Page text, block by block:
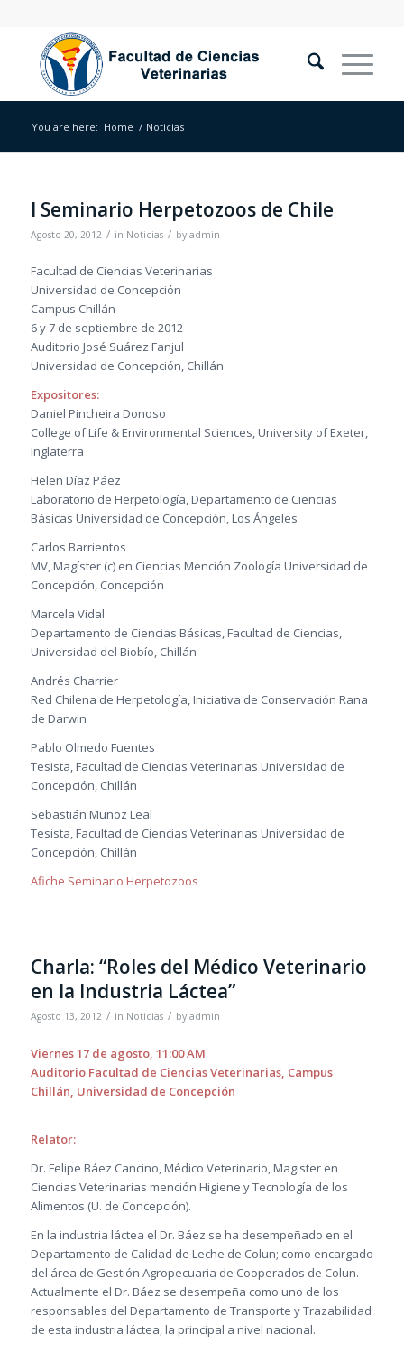
You are here: Home / Noticias
I Seminario Herpetozoos de Chile
Agosto 20, 2012 / in Noticias / by admin
Facultad de Ciencias Veterinarias
Universidad de Concepción
Campus Chillán
6 y 7 de septiembre de 2012
Auditorio José Suárez Fanjul
Universidad de Concepción, Chillán
Expositores:
Daniel Pincheira Donoso
College of Life & Environmental Sciences, University of Exeter,
Inglaterra
Helen Díaz Páez
Laboratorio de Herpetología, Departamento de Ciencias
Básicas Universidad de Concepción, Los Ángeles
Carlos Barrientos
MV, Magíster (c) en Ciencias Mención Zoología Universidad de
Concepción, Concepción
Marcela Vidal
Departamento de Ciencias Básicas, Facultad de Ciencias,
Universidad del Biobío, Chillán
Andrés Charrier
Red Chilena de Herpetología, Iniciativa de Conservación Rana
de Darwin
Pablo Olmedo Fuentes
Tesista, Facultad de Ciencias Veterinarias Universidad de
Concepción, Chillán
Sebastián Muñoz Leal
Tesista, Facultad de Ciencias Veterinarias Universidad de
Concepción, Chillán
Afiche Seminario Herpetozoos
Charla: “Roles del Médico Veterinario
en la Industria Láctea”
Agosto 13, 2012 / in Noticias / by admin
Viernes 17 de agosto, 11:00 AM
Auditorio Facultad de Ciencias Veterinarias, Campus
Chillán, Universidad de Concepción
Relator:
Dr. Felipe Báez Cancino, Médico Veterinario, Magister en
Ciencias Veterinarias mención Higiene y Tecnología de los
Alimentos (U. de Concepción).
En la industria láctea el Dr. Báez se ha desempeñado en el
Departamento de Calidad de Leche de Colun; como encargado
del área de Gestión Agropecuaria de Cooperados de Colun.
Actualmente el Dr. Báez se desempeña como uno de los
responsables del Departamento de Transporte y Trazabilidad
de esta industria láctea, la principal a nivel nacional.